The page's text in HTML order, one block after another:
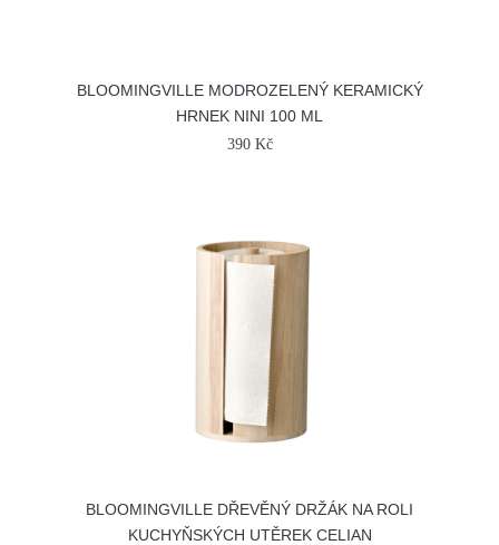
BLOOMINGVILLE MODROZELENÝ KERAMICKÝ
HRNEK NINI 100 ML
390 Kč
BLOOMINGVILLE DŘEVĚNÝ DRŽÁK NA ROLI
KUCHYŇSKÝCH UTĚREK CELIAN